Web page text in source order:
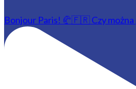
Bonjour Paris! 🥐🇫🇷 Czy można